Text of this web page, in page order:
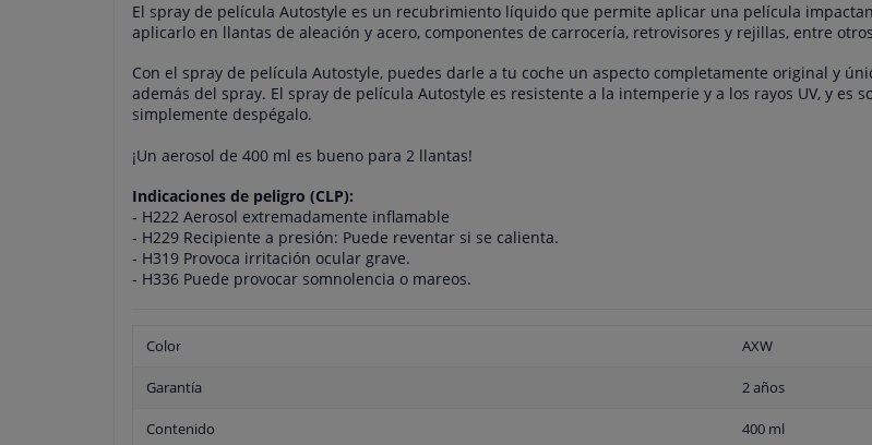
El spray de película Autostyle es un recubrimiento líquido que permite aplicar una película
aplicarlo en llantas de aleación y acero, componentes de carrocería, retrovisores y rejillas, entre
Con el spray de película Autostyle, puedes darle a tu coche un aspecto completamente original y
además del spray. El spray de película Autostyle es resistente a la intemperie y a los rayos UV, y
simplemente despégalo.
¡Un aerosol de 400 ml es bueno para 2 llantas!
Indicaciones de peligro (CLP):
- H222 Aerosol extremadamente inflamable
- H229 Recipiente a presión: Puede reventar si se calienta.
- H319 Provoca irritación ocular grave.
- H336 Puede provocar somnolencia o mareos.
Color AXW
Garantía 2 años
Contenido 400 ml